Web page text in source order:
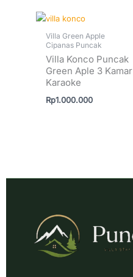
Villa Green Apple
Cipanas Puncak
Villa Konco Puncak
Green Aple 3 Kamar
Karaoke
Rp1.000.000